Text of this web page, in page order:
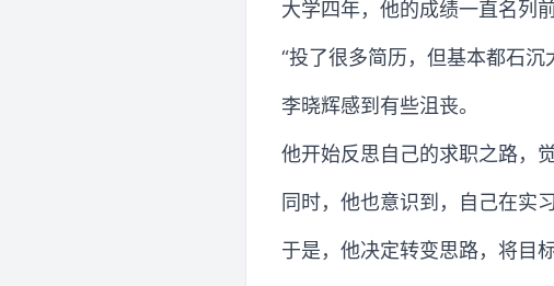
大学四年，他的成绩一直名列
“投了很多简历，但基本都石沉
李晓辉感到有些沮丧。
他开始反思自己的求职之路，
同时，他也意识到，自己在实
于是，他决定转变思路，将目